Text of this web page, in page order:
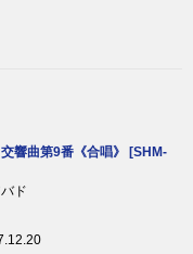
響曲第9番《合唱》 [SHM-
ド